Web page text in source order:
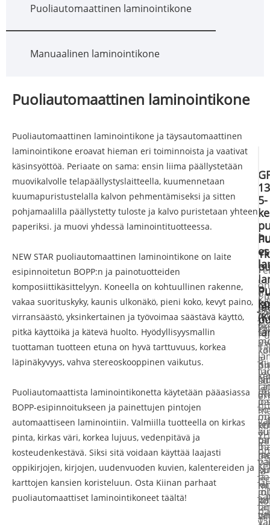
Puoliautomaattinen laminointikone
Manuaalinen laminointikone
Puoliautomaattinen laminointikone
Puoliautomaattinen laminointikone ja täysautomaattinen
laminointikone eroavat hieman eri toiminnoista ja vaativat
käsinsyöttöä. Periaate on sama: ensin liima päällystetään
muovikalvolle telapäällystyslaitteella, kuumennetaan
kuumapuristustelalla kalvon pehmentämiseksi ja sitten
pohjamaalilla päällystetty tuloste ja kalvo puristetaan yhteen
paperiksi. ja muovi yhdessä laminointituotteessa.
NEW STAR puoliautomaattinen laminointikone on laite
esipinnoitetun BOPP:n ja painotuotteiden
komposiittikäsittelyyn. Koneella on kohtuullinen rakenne,
vakaa suorituskyky, kaunis ulkonäkö, pieni koko, kevyt paino,
virransäästö, yksinkertainen ja työvoimaa säästävä käyttö,
pitkä käyttöikä ja kätevä huolto. Hyödyllisyysmallin
tuottaman tuotteen etuna on hyvä tarttuvuus, korkea
läpinäkyvyys, vahva stereoskooppinen vaikutus.
Puoliautomaattista laminointikonetta käytetään pääasiassa
BOPP-esipinnoitukseen ja painettujen pintojen
automaattiseen laminointiin. Valmiilla tuotteella on kirkas
pinta, kirkas väri, korkea lujuus, vedenpitävä ja
kosteudenkestävä. Siksi sitä voidaan käyttää laajasti
oppikirjojen, kirjojen, uudenvuoden kuvien, kalentereiden ja
karttojen kansien koristeluun. Osta Kiinan parhaat
puoliautomaattiset laminointikoneet täältä!
-
tai
on
on
5-
on
5-
on
on
ja
on
ja
ja